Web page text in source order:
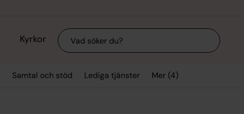
Kyrkor Sök
Samtal och stöd Lediga tjänster Mer (4)